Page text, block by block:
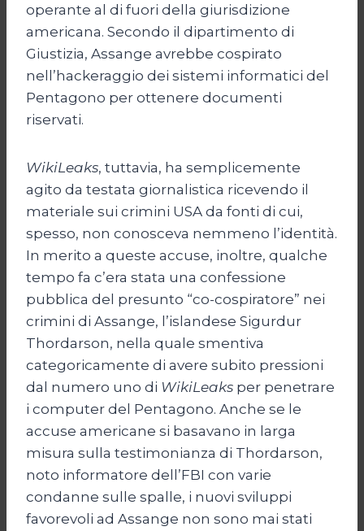
operante al di fuori della giurisdizione
americana. Secondo il dipartimento di
Giustizia, Assange avrebbe cospirato
nell’hackeraggio dei sistemi informatici del
Pentagono per ottenere documenti
riservati.
WikiLeaks, tuttavia, ha semplicemente
agito da testata giornalistica ricevendo il
materiale sui crimini USA da fonti di cui,
spesso, non conosceva nemmeno l’identità.
In merito a queste accuse, inoltre, qualche
tempo fa c’era stata una confessione
pubblica del presunto “co-cospiratore” nei
crimini di Assange, l’islandese Sigurdur
Thordarson, nella quale smentiva
categoricamente di avere subito pressioni
dal numero uno di WikiLeaks per penetrare
i computer del Pentagono. Anche se le
accuse americane si basavano in larga
misura sulla testimonianza di Thordarson,
noto informatore dell’FBI con varie
condanne sulle spalle, i nuovi sviluppi
favorevoli ad Assange non sono mai stati